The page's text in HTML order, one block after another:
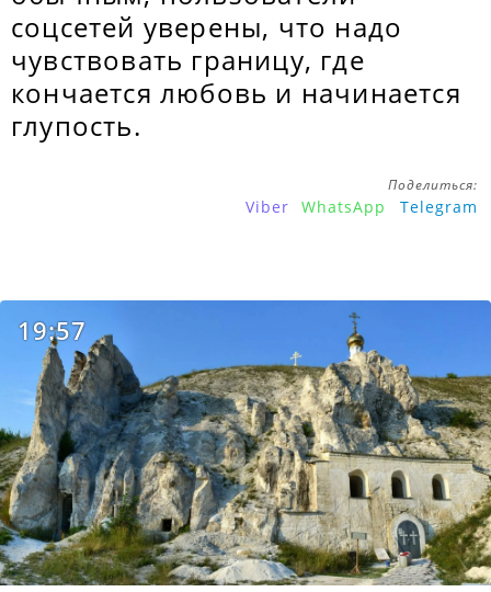
соцсетей уверены, что надо
чувствовать границу, где
кончается любовь и начинается
глупость.
Поделиться:
Viber WhatsApp Telegram
19:57